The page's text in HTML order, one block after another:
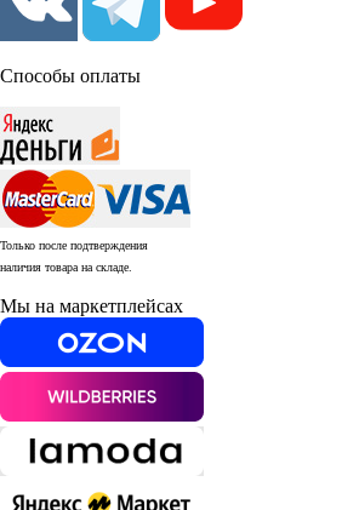
Способы оплаты
Только после подтверждения
наличия товара на складе.
Мы на маркетплейсах